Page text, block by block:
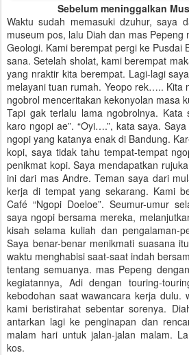
Sebelum meninggalkan
Waktu sudah memasuki dzuhur, saya
museum pos, lalu Diah dan mas Pepeng
Geologi. Kami berempat pergi ke Pusdai
sana. Setelah sholat, kami berempat
yang nraktir kita berempat. Lagi-lagi
melayani tuan rumah. Yeopo rek….. Kita
ngobrol menceritakan kekonyolan masa
Tapi gak terlalu lama ngobrolnya. Kata
karo ngopi ae”. “Oyi….”, kata saya.
ngopi yang katanya enak di Bandung.
kopi, saya tidak tahu tempat-tempat
penikmat kopi. Saya mendapatkan
ini dari mas Andre. Teman saya dari
kerja di tempat yang sekarang. Kami
Café “Ngopi Doeloe”. Seumur-umur
saya ngopi bersama mereka,
kisah selama kuliah dan pengalaman-
Saya benar-benar menikmati suasana
waktu menghabisi saat-saat indah
tentang semuanya. mas Pepeng
kegiatannya, Adi dengan touring-
kebodohan saat wawancara kerja dulu.
kami beristirahat sebentar sorenya.
antarkan lagi ke penginapan dan
malam hari untuk jalan-jalan malam.
kos.